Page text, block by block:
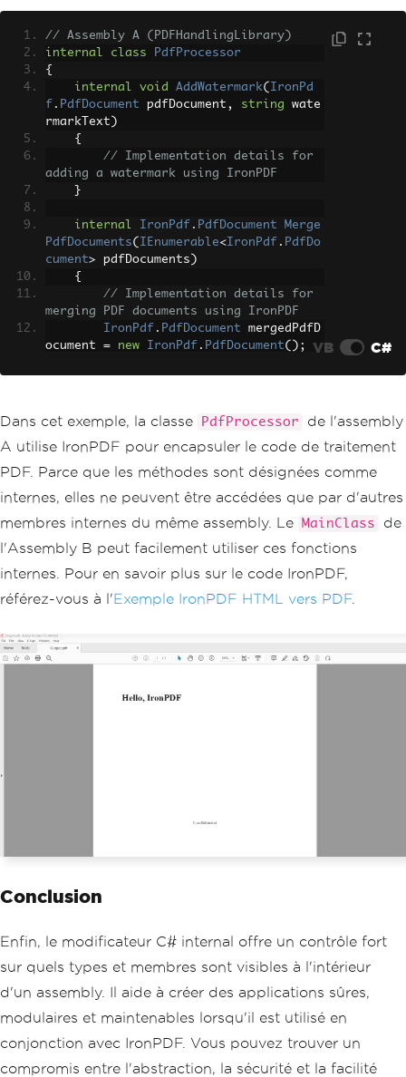
// Assembly A (PDFHandlingLibrary)
internal
class
PdfProcessor
{
internal
void AddWatermark( IronPd
f . PdfDocument pdfDocument , string wate
rmarkText )
{
// Implementation details for
adding a watermark using IronPDF
}
internal IronPdf . PdfDocument
Merge
PdfDocuments( IEnumerable<IronPdf . PdfDo
cument> pdfDocuments )
{
// Implementation details for
merging PDF documents using IronPDF
IronPdf . PdfDocument mergedPdfD
ocument = new IronPdf . PdfDocument();
// Assembly B (MainApplication)
public
class
MainClass
void
ProcessPdfDocuments()
{
dfProcessor within the same assembly
PdfProcessor pdfProcessor =
ne
defined
IEnumerable<IronPdf.PdfDocumen
VB C#
Dans cet exemple, la classe PdfProcessor
de l'assembly
A utilise IronPDF pour encapsuler le code de traitement
PDF. Parce que les méthodes sont désignées comme
internes, elles ne peuvent être accédées que par d'autres
membres internes du même assembly. Le
MainClass
de
l'Assembly B peut facilement utiliser ces fonctions
internes. Pour en savoir plus sur le code IronPDF,
référez-vous à l'Exemple IronPDF HTML vers PDF.
Conclusion
Enfin, le modificateur C# internal offre un contrôle fort
sur quels types et membres sont visibles à l'intérieur
d'un assembly. Il aide à créer des applications sûres,
modulaires et maintenables lorsqu'il est utilisé en
conjonction avec IronPDF. Vous pouvez trouver un
compromis entre l'abstraction, la sécurité et la facilité